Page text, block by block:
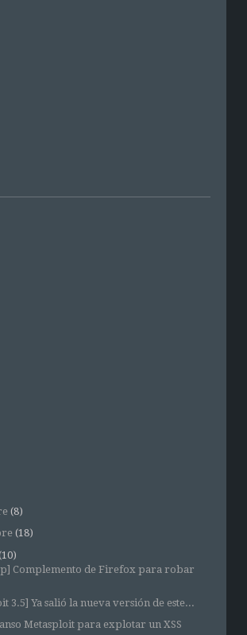
(8)
(18)
Complemento de Firefox para robar
3.5] Ya salió la nueva versión de este...
Metasploit para explotar un XSS